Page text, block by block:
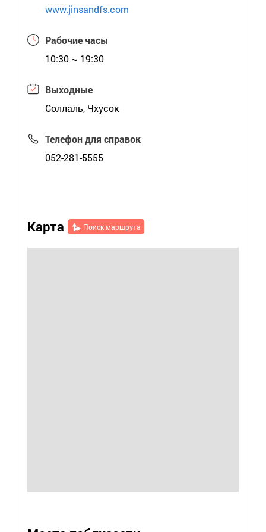
www.jinsandfs.com
Рабочие часы
10:30 ~ 19:30
Выходные
Соллаль, Чхусок
Телефон для справок
052-281-5555
Карта Поиск маршрута